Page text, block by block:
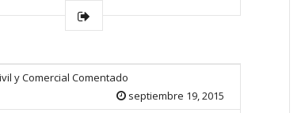
y Comercial Comentado
septiembre 19, 2015